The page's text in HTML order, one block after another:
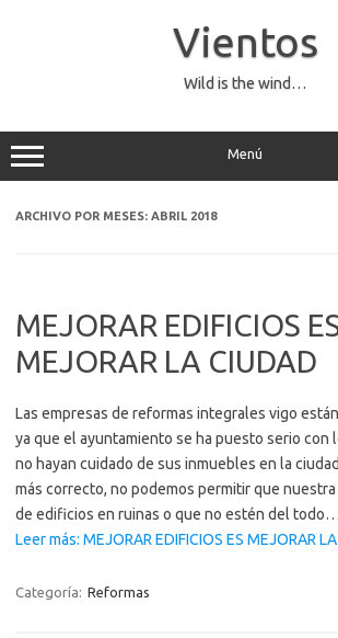
Vientos
Wild is the wind…
Menú
ARCHIVO POR MESES: ABRIL 2018
MEJORAR EDIFICIOS
MEJORAR LA CIUDAD
Las empresas de reformas integrales vigo
ya que el ayuntamiento se ha puesto serio con
no hayan cuidado de sus inmuebles en la
más correcto, no podemos permitir que
de edificios en ruinas o que no estén del todo…
Leer más: MEJORAR EDIFICIOS ES MEJORAR
Categoría: Reformas